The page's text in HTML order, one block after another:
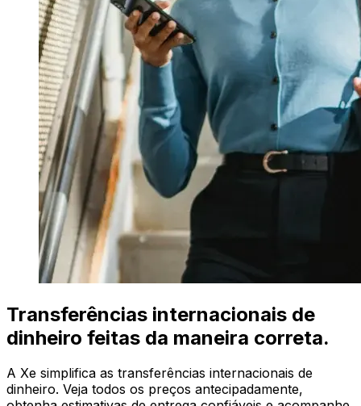
Transferências internacionais de
dinheiro feitas da maneira correta.
A Xe simplifica as transferências internacionais de
dinheiro. Veja todos os preços antecipadamente,